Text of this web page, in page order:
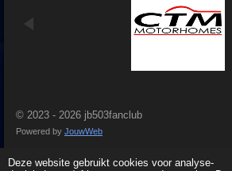
Deze website gebruikt cookies voor analyse-
© 2023 - 2026 jb503fanclub
Powered by JouwWeb